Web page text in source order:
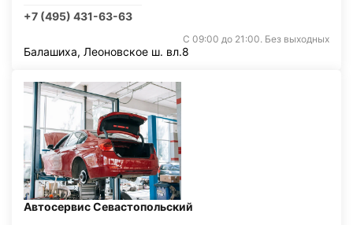
+7 (495) 431-63-63
С 09:00 до 21:00. Без выходных
Балашиха, Леоновское ш. вл.8
Автосервис Севастопольский